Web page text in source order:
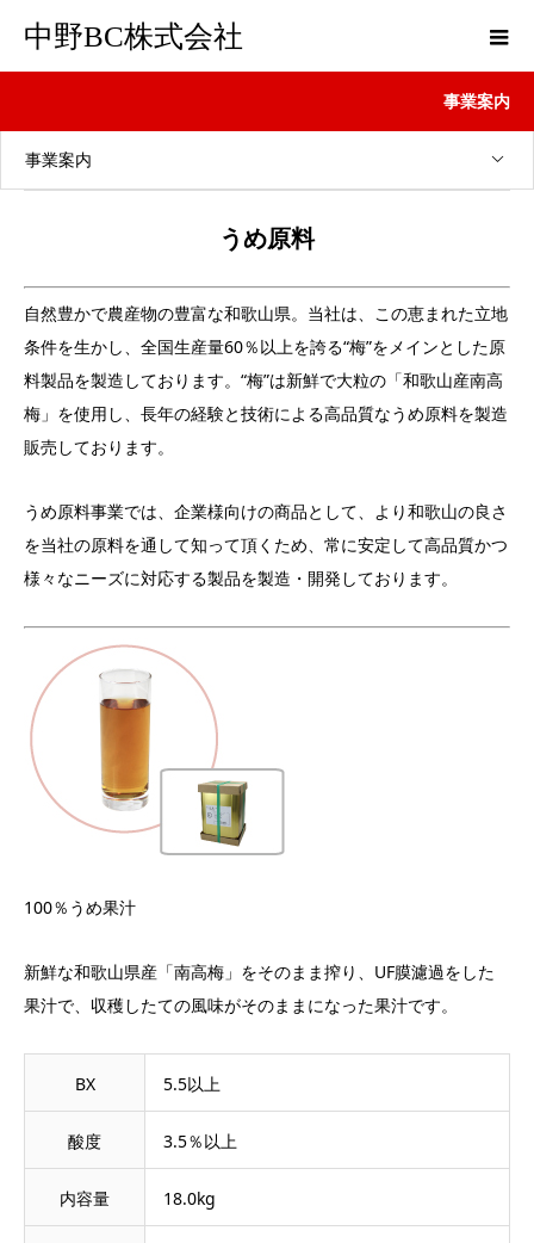
中野BC株式会社
事業案内
事業案内
うめ原料
自然豊かで農産物の豊富な和歌山県。当社は、この恵まれた立地
条件を生かし、全国生産量60％以上を誇る“梅”をメインとした原
料製品を製造しております。“梅”は新鮮で大粒の「和歌山産南高
梅」を使用し、長年の経験と技術による高品質なうめ原料を製造
販売しております。
うめ原料事業では、企業様向けの商品として、より和歌山の良さ
を当社の原料を通して知って頂くため、常に安定して高品質かつ
様々なニーズに対応する製品を製造・開発しております。
100％うめ果汁
新鮮な和歌山県産「南高梅」をそのまま搾り、UF膜濾過をした
果汁で、収穫したての風味がそのままになった果汁です。
BX 5.5以上
酸度 3.5％以上
内容量 18.0kg